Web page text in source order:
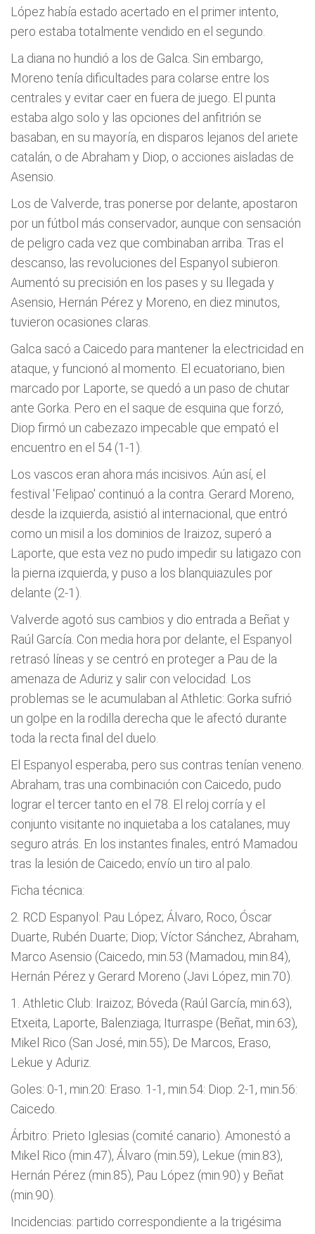
López había estado acertado en el primer intento,
pero estaba totalmente vendido en el segundo.
La diana no hundió a los de Galca. Sin embargo,
Moreno tenía dificultades para colarse entre los
centrales y evitar caer en fuera de juego. El punta
estaba algo solo y las opciones del anfitrión se
basaban, en su mayoría, en disparos lejanos del ariete
catalán, o de Abraham y Diop, o acciones aisladas de
Asensio.
Los de Valverde, tras ponerse por delante, apostaron
por un fútbol más conservador, aunque con sensación
de peligro cada vez que combinaban arriba. Tras el
descanso, las revoluciones del Espanyol subieron.
Aumentó su precisión en los pases y su llegada y
Asensio, Hernán Pérez y Moreno, en diez minutos,
tuvieron ocasiones claras.
Galca sacó a Caicedo para mantener la electricidad en
ataque, y funcionó al momento. El ecuatoriano, bien
marcado por Laporte, se quedó a un paso de chutar
ante Gorka. Pero en el saque de esquina que forzó,
Diop firmó un cabezazo impecable que empató el
encuentro en el 54 (1-1).
Los vascos eran ahora más incisivos. Aún así, el
festival 'Felipao' continuó a la contra. Gerard Moreno,
desde la izquierda, asistió al internacional, que entró
como un misil a los dominios de Iraizoz, superó a
Laporte, que esta vez no pudo impedir su latigazo con
la pierna izquierda, y puso a los blanquiazules por
delante (2-1).
Valverde agotó sus cambios y dio entrada a Beñat y
Raúl García. Con media hora por delante, el Espanyol
retrasó líneas y se centró en proteger a Pau de la
amenaza de Aduriz y salir con velocidad. Los
problemas se le acumulaban al Athletic: Gorka sufrió
un golpe en la rodilla derecha que le afectó durante
toda la recta final del duelo.
El Espanyol esperaba, pero sus contras tenían veneno.
Abraham, tras una combinación con Caicedo, pudo
lograr el tercer tanto en el 78. El reloj corría y el
conjunto visitante no inquietaba a los catalanes, muy
seguro atrás. En los instantes finales, entró Mamadou
tras la lesión de Caicedo; envío un tiro al palo.
Ficha técnica:
2. RCD Espanyol: Pau López; Álvaro, Roco, Óscar
Duarte, Rubén Duarte; Diop; Víctor Sánchez, Abraham,
Marco Asensio (Caicedo, min.53 (Mamadou, min.84),
Hernán Pérez y Gerard Moreno (Javi López, min.70).
1. Athletic Club: Iraizoz; Bóveda (Raúl García, min.63),
Etxeita, Laporte, Balenziaga; Iturraspe (Beñat, min.63),
Mikel Rico (San José, min.55); De Marcos, Eraso,
Lekue y Aduriz.
Goles: 0-1, min.20: Eraso. 1-1, min.54: Diop. 2-1, min.56:
Caicedo.
Árbitro: Prieto Iglesias (comité canario). Amonestó a
Mikel Rico (min.47), Álvaro (min.59), Lekue (min.83),
Hernán Pérez (min.85), Pau López (min.90) y Beñat
(min.90).
Incidencias: partido correspondiente a la trigésima